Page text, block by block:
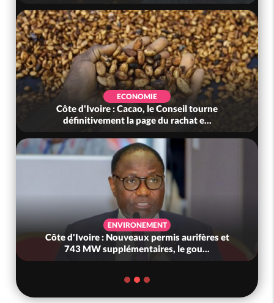
ECONOMIE
Côte d'Ivoire : Cacao, le Conseil tourne
définitivement la page du rachat e...
ENVIRONEMENT
Côte d'Ivoire : Nouveaux permis aurifères et
743 MW supplémentaires, le gou...